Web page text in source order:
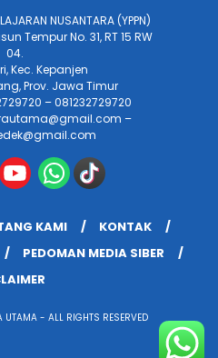
NUSANTARA (YPPN)
Tempur No. 31, RT 15 RW
04.
Kec. Kepanjen
Prov. Jawa Timur
– 081232729720
–
KAMI
KONTAK
PEDOMAN MEDIA SIBER
- ALL RIGHTS RESERVED